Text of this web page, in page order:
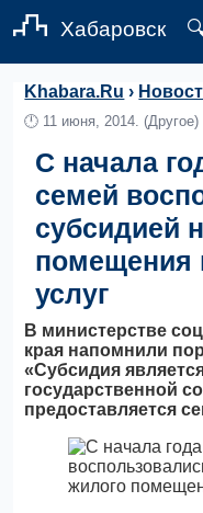
Хабаровск
Khabara.Ru ›
🕛 11 июня, 2014. (Другое)
С начала
семей
субсидией
помещения
услуг
В министерстве
края напомнили
«Субсидия
государственной
предоставляется